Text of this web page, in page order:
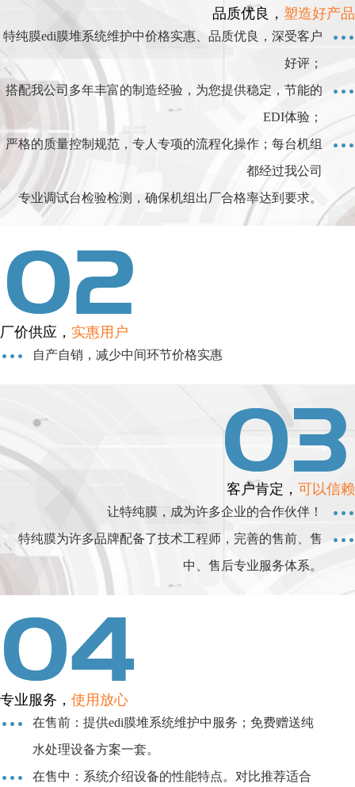
品质优良， 塑造好产品
特纯膜edi膜堆系统维护中价格实惠、品质优良，深受客户
好评；
搭配我公司多年丰富的制造经验，为您提供稳定，节能的
EDI体验；
严格的质量控制规范，专人专项的流程化操作；每台机组
都经过我公司
专业调试台检验检测，确保机组出厂合格率达到要求。
厂价供应， 实惠用户
自产自销，减少中间环节价格实惠
客户肯定， 可以信赖
让特纯膜，成为许多企业的合作伙伴！
特纯膜为许多品牌配备了技术工程师，完善的售前、售
中、售后专业服务体系。
专业服务， 使用放心
在售前：提供edi膜堆系统维护中服务；免费赠送纯
水处理设备方案一套。
在售中：系统介绍设备的性能特点。对比推荐适合